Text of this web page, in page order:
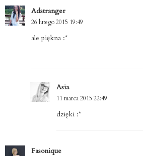
Adstranger
26 lutego 2015 19:49
ale piękna :*
Asia
11 marca 2015 22:49
dzięki :*
Fasonique